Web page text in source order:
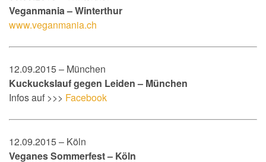
Veganmania – Winterthur
www.veganmania.ch
12.09.2015 – München
Kuckuckslauf gegen Leiden – München
Infos auf >>> Facebook
12.09.2015 – Köln
Veganes Sommerfest – Köln